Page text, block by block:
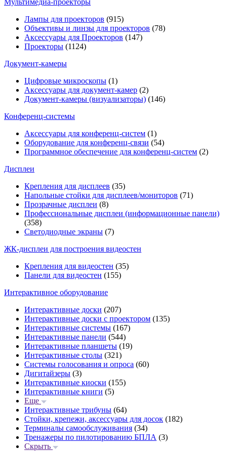
Мультимедиa-проекторы
Лампы для проекторов (915)
Объективы и линзы для проекторов (78)
Аксессуары для Проекторов (147)
Проекторы (1124)
Документ-камеры
Цифровые микроскопы (1)
Аксессуары для документ-камер (2)
Документ-камеры (визуализаторы) (146)
Конференц-системы
Аксессуары для конференц-систем (1)
Оборудование для конференц-связи (54)
Программное обеспечение для конференц-систем (2)
Дисплеи
Крепления для дисплеев (35)
Напольные стойки для дисплеев/мониторов (71)
Прозрачные дисплеи (8)
Профессиональные дисплеи (информационные панели)
(358)
Светодиодные экраны (7)
ЖК-дисплеи для построения видеостен
Крепления для видеостен (35)
Панели для видеостен (155)
Интерактивное оборудование
Интерактивные доски (207)
Интерактивные доски с проектором (135)
Интерактивные системы (167)
Интерактивные панели (544)
Интерактивные планшеты (19)
Интерактивные столы (321)
Системы голосования и опроса (60)
Дигитайзеры (3)
Интерактивные киоски (155)
Интерактивные книги (5)
Еще
Интерактивные трибуны (64)
Стойки, крепежи, аксессуары для досок (182)
Терминалы самообслуживания (34)
Тренажеры по пилотированию БПЛА (3)
Скрыть